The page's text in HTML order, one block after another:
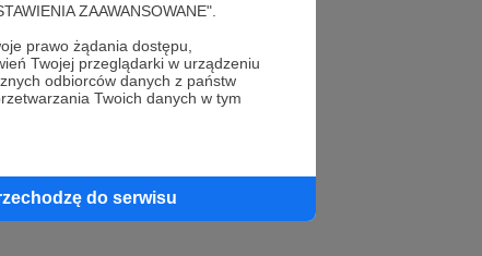
ZAAWANSOWANE".
prawo żądania dostępu,
Twojej przeglądarki w urządzeniu
odbiorców danych z państw
Twoich danych w tym
do serwisu